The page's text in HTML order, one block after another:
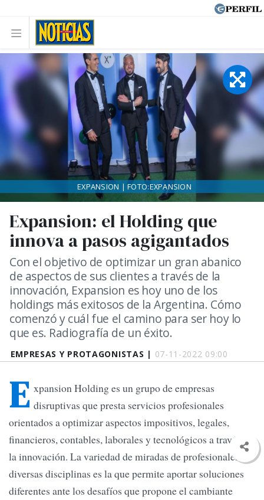
EMPRESAS Y PROTAGONISTAS | 07-11-2022 09:00
Expansion: el Holding que
innova a pasos agigantados
Con el objetivo de optimizar un gran abanico
de aspectos de sus clientes a través de la
innovación, Expansion es hoy uno de los
holdings más exitosos de la Argentina. Cómo
comenzó y cuál fue el camino para ser hoy lo
que es. Radiografía de un éxito.
EXPANSION | FOTO:EXPANSION
E xpansion Holding es un grupo de empresas
disruptivas que presta servicios profesionales
orientados a optimizar aspectos impositivos, legales,
financieros, contables, laborales y tecnológicos a través de
la innovación. La variedad de miradas de profesionales de
diversas disciplinas es la que permite aportar soluciones
diferentes ante los desafíos que propone el cambiante